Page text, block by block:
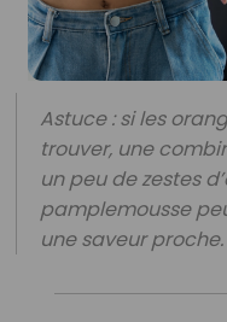
Astuce : si les
trouver, une
un peu de zestes
pamplemousse
une saveur proche.